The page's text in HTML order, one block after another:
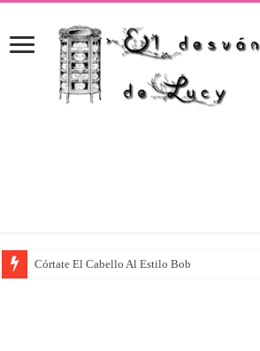
Córtate El Cabello Al Estilo Bob